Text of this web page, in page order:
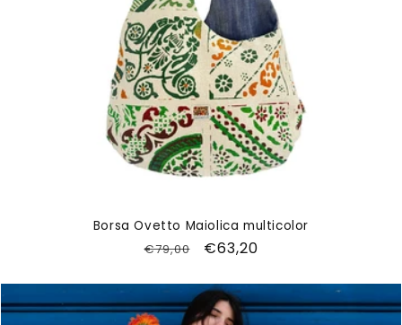
Borsa Ovetto Maiolica multicolor
Prezzo
listino
€79,00
Prezzo
€63,20